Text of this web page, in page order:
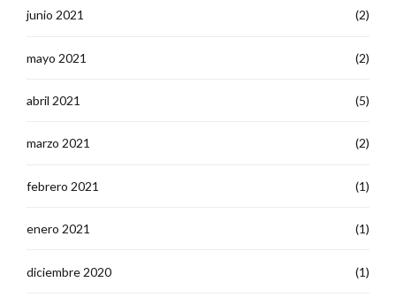
junio 2021 (2)
mayo 2021 (2)
abril 2021 (5)
marzo 2021 (2)
febrero 2021 (1)
enero 2021 (1)
diciembre 2020 (1)